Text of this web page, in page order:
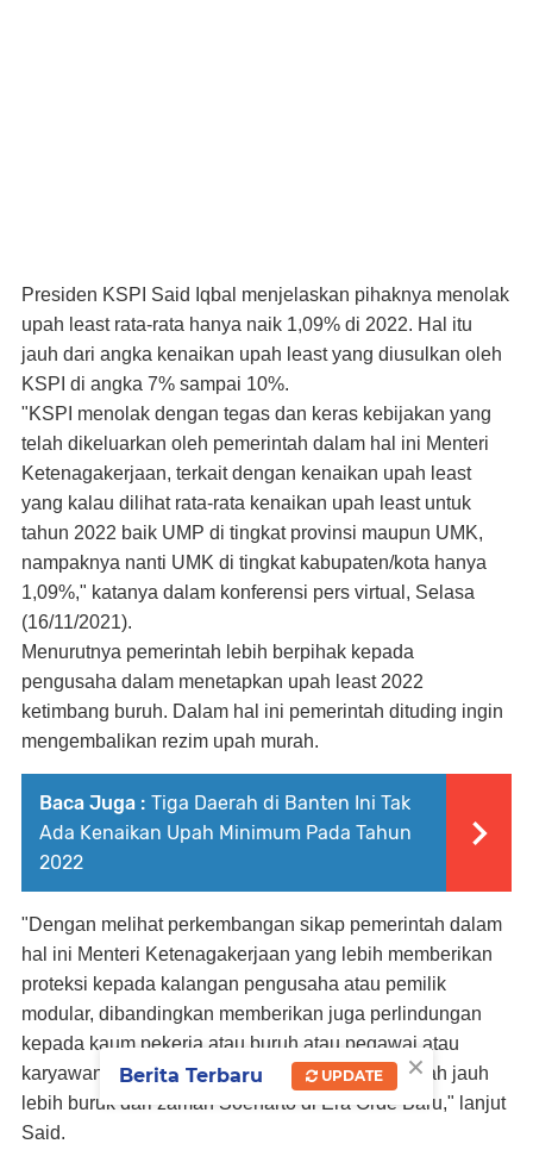
Presiden KSPI Said Iqbal menjelaskan pihaknya menolak
upah least rata-rata hanya naik 1,09% di 2022. Hal itu
jauh dari angka kenaikan upah least yang diusulkan oleh
KSPI di angka 7% sampai 10%.
"KSPI menolak dengan tegas dan keras kebijakan yang
telah dikeluarkan oleh pemerintah dalam hal ini Menteri
Ketenagakerjaan, terkait dengan kenaikan upah least
yang kalau dilihat rata-rata kenaikan upah least untuk
tahun 2022 baik UMP di tingkat provinsi maupun UMK,
nampaknya nanti UMK di tingkat kabupaten/kota hanya
1,09%," katanya dalam konferensi pers virtual, Selasa
(16/11/2021).
Menurutnya pemerintah lebih berpihak kepada
pengusaha dalam menetapkan upah least 2022
ketimbang buruh. Dalam hal ini pemerintah dituding ingin
mengembalikan rezim upah murah.
Baca Juga : Tiga Daerah di Banten Ini Tak
Ada Kenaikan Upah Minimum Pada Tahun
2022
"Dengan melihat perkembangan sikap pemerintah dalam
hal ini Menteri Ketenagakerjaan yang lebih memberikan
proteksi kepada kalangan pengusaha atau pemilik
modular, dibandingkan memberikan juga perlindungan
kepada kaum pekerja atau buruh atau pegawai atau
karyawan yang mengembalikan rezim upah murah jauh
lebih buruk dari zaman Soeharto di Era Orde Baru," lanjut
Said.
×
Berita Terbaru UPDATE